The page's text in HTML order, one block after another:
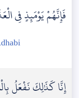
فَإِنَّهُمْ يَوْمَئِذٍ فِي
إِنَّا كَذَٰلِكَ نَفْعَلُ